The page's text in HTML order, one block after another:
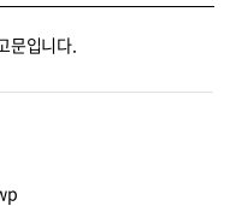
문입니다.